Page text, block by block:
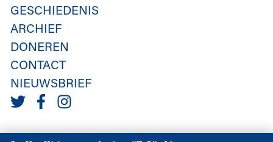
GESCHIEDENIS
ARCHIEF
DONEREN
CONTACT
NIEUWSBRIEF